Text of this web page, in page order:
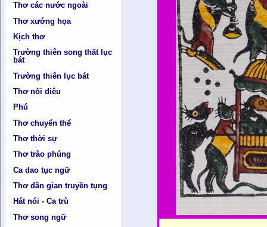
Thơ các nước ngoài
Thơ xướng họa
Kịch thơ
Trường thiên song thất lục
bát
Trường thiên lục bát
Thơ nối điêu
Phú
Thơ chuyển thể
Thơ thời sự
Thơ trào phúng
Ca dao tục ngữ
Thơ dân gian truyền tụng
Hát nói - Ca trù
Thơ song ngữ